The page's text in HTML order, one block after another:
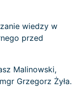
wiedzy w
przed
Malinowski,
Grzegorz Żyła.